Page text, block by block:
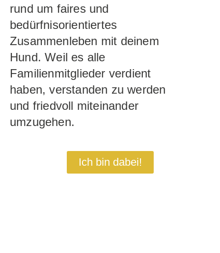
rund um faires und
bedürfnisorientiertes
Zusammenleben mit deinem
Hund. Weil es alle
Familienmitglieder verdient
haben, verstanden zu werden
und friedvoll miteinander
umzugehen.
Ich bin dabei!